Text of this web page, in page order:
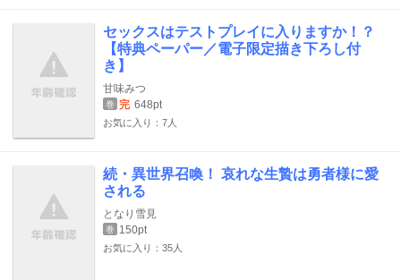
セックスはテストプレイに入りますか！？
【特典ペーパー／電子限定描き下ろし付
き】
甘味みつ
巻 完 648pt
お気に入り：7人
続・異世界召喚！ 哀れな生贄は勇者様に愛
される
となり雪見
巻 150pt
お気に入り：35人